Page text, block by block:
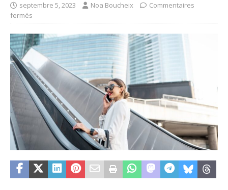
septembre 5, 2023 Noa Boucheix
Commentaires
fermés